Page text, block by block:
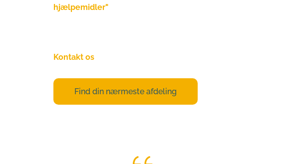
hjælpemidler"
Kontakt os
Find din nærmeste afdeling